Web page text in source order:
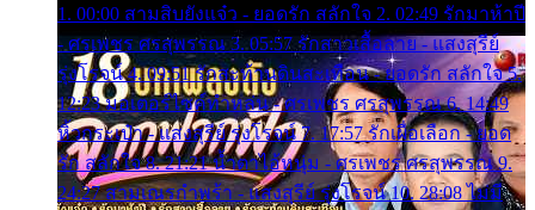
1. 00:00 สามสิบยังแจ๋ว - ยอดรัก สลักใจ 2. 02:49 รักมาห้าปี
- ศรเพชร ศรสุพรรณ 3. 05:57 รักสาวเสื้อลาย - แสงสุรีย์
รุ่งโรจน์ 4. 09:51 รักสะท้านดินสะเทือน - ยอดรัก สลักใจ 5.
12:23 มอเตอร์ไซค์ทำหล่น - ศรเพชร ศรสุพรรณ 6. 14:49
หิ้วกระเป๋า - แสงสุรีย์ รุ่งโรจน์ 7. 17:57 รักเผื่อเลือก - ยอด
รัก สลักใจ 8. 21:21 น้ำตาไอ้หนุ่ม - ศรเพชร ศรสุพรรณ 9.
24:27 สามเณรกำพร้า - แสงสุรีย์ รุ่งโรจน์ 10. 28:08 ไม่มี